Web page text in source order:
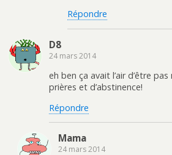
Répondre
D8
24 mars 2014
eh ben ça avait l’air d’être
prières et d’abstinence!
Répondre
Mama
24 mars 2014